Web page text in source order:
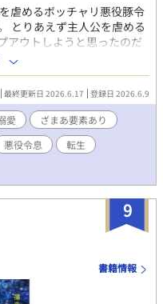
虐めるボッチャリ悪役豚令
とりあえず主人公を虐める
アウトしようと思ったのだ
＜リアン＞がやたらとデカ
（のちにやたらデカくな
ケメン）✕ 元ぽっちゃり悪
ース男） 主人公視点は、ど
攻め視点はダーク路線な
の方は主人公視点でどう
最終更新日 2026.6.17 登録日 2026.6.9
愛
ざまあ要素あり
悪役令息
転生
9
書籍情報